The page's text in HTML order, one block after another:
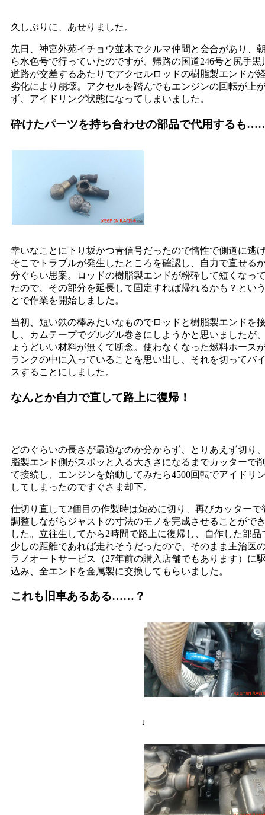
久しぶりに、あせりました。
先日、神宮外苑イチョウ並木でクルマ仲間と会合があり、
ら水色号で行っていたのですが、帰路の国道246号と尻手黒
道路が交差するあたりでアクセルロッドの樹脂製エンドが
劣化により崩壊。アクセルを踏んでもエンジンの回転が上
ず、アイドリング状態になってしまいました。
砕けたパーツを持ち合わせの部品で代用するも
幸いなことに下り坂かつ青信号だったので惰性で側道に逃
そこでトラブルが発生したところを確認し、自力で直せる
分ぐらい思案。ロッドの樹脂製エンドが粉砕して短くなっ
たので、その部分を延長して固定すれば帰れるかも？とい
とで作業を開始しました。
当初、短い鉄の棒みたいなものでロッドと樹脂製エンドを
し、カムテープでグルグル巻きにしようかと思いましたが
ょうどいい材料が無くて断念。使わなくなった燃料ホース
ランクの中に入っていることを思い出し、それを切ってバ
スすることにしました。
なんとか自力で直して路上に復帰！
どのぐらいの長さが最適なのか分からず、とりあえず切り
脂製エンド側がスポッと入る大きさになるまでカッターで
て接続し、エンジンを始動してみたら4500回転でアイドリ
してしまったのですぐさま却下。
仕切り直して2個目の作製時は短めに切り、再びカッターで
調整しながらジャストの寸法のモノを完成させることがで
した。立往生してから2時間で路上に復帰し、自作した部品
少しの距離であれば走れそうだったので、そのまま主治医
ラノオートサービス（27年前の購入店舗でもあります）に
込み、全エンドを金属製に交換してもらいました。
これも旧車あるある……？
↓